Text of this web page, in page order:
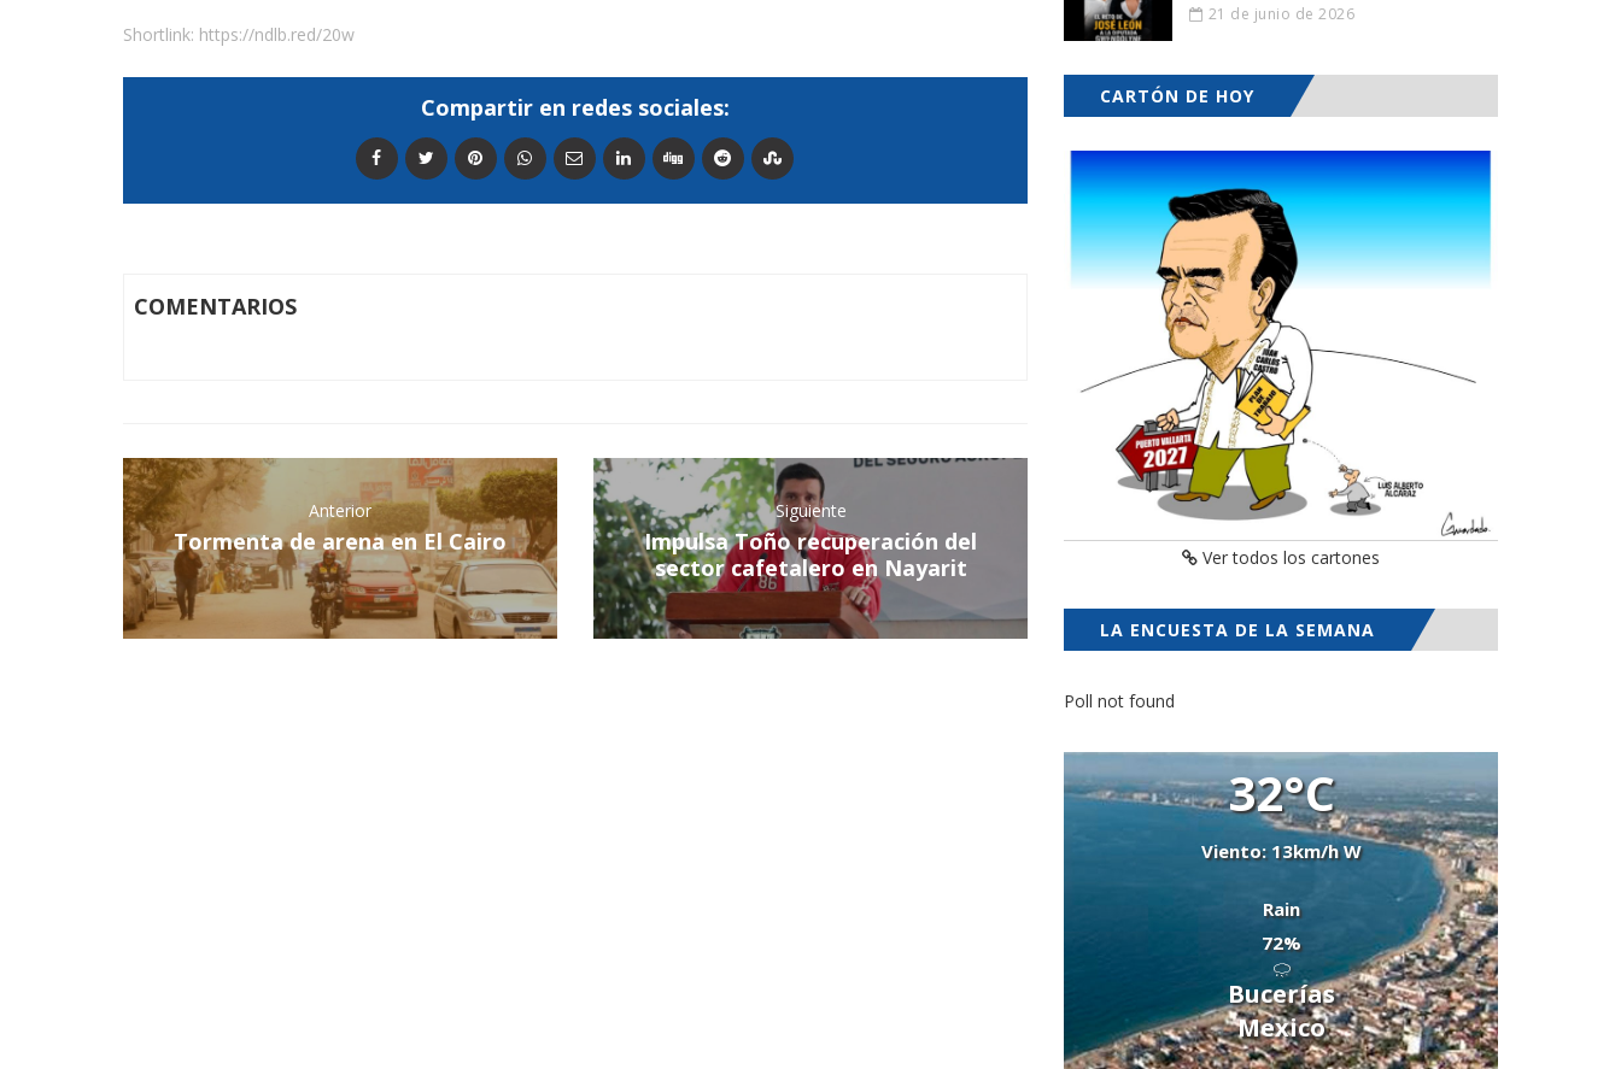
Shortlink: https://ndlb.red/20w
Compartir en redes sociales:
COMENTARIOS
Anterior
Tormenta de arena en El Cairo
Siguiente
Impulsa Toño recuperación del
sector cafetalero en Nayarit
21 de junio de 2026
CARTÓN DE HOY
Ver todos los cartones
LA ENCUESTA DE LA SEMANA
Poll not found
32°C
Viento: 13km/h W
Rain
72%
Bucerías
Mexico